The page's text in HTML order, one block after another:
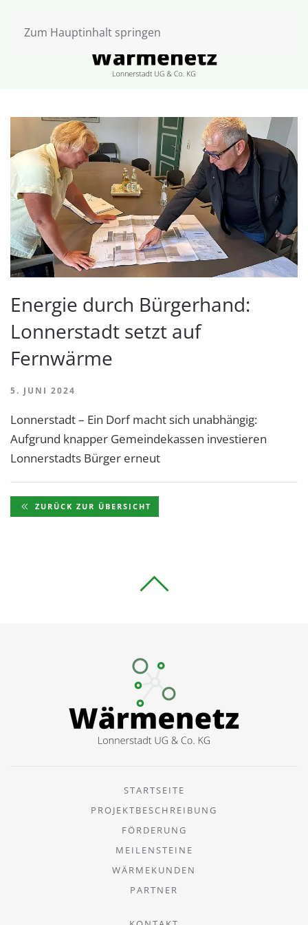
Zum Hauptinhalt springen
Energie durch Bürgerhand:
Lonnerstadt setzt auf
Fernwärme
5. JUNI 2024
Lonnerstadt – Ein Dorf macht sich unabhängig:
Aufgrund knapper Gemeindekassen investieren
Lonnerstadts Bürger erneut
ZURÜCK ZUR ÜBERSICHT
STARTSEITE
PROJEKTBESCHREIBUNG
FÖRDERUNG
MEILENSTEINE
WÄRMEKUNDEN
PARTNER